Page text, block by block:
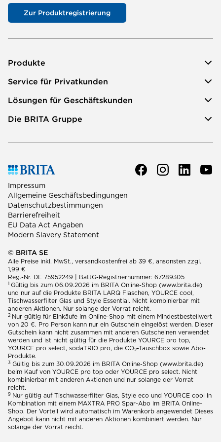
Zur Produktregistrierung
Produkte
Service für Privatkunden
Lösungen für Geschäftskunden
Die BRITA Gruppe
Impressum
Allgemeine Geschäftsbedingungen
Datenschutzbestimmungen
Barrierefreiheit
EU Data Act Angaben
Modern Slavery Statement
© BRITA SE
Alle Preise inkl. MwSt., versandkostenfrei ab 39 €, ansonsten zzgl.
1,99 €
Reg.-Nr. DE 75952249 | BattG-Registriernummer: 67289305
1 Gültig bis zum 06.09.2026 im BRITA Online-Shop (www.brita.de)
und nur auf die Produkte BRITA LARQ Flaschen, YOURCE cool,
Tischwasserfilter Glas und Style Essential. Nicht kombinierbar mit
anderen Aktionen. Nur solange der Vorrat reicht.
2 Nur gültig für Einkäufe im Online-Shop mit einem Mindestbestellwert
von 20 €. Pro Person kann nur ein Gutschein eingelöst werden. Dieser
Gutschein kann nicht zusammen mit anderen Gutscheinen verwendet
werden und ist nicht gültig für die Produkte YOURCE pro top,
YOURCE pro select, sodaTRIO pro, die CO2-Tauschbox sowie Abo-
Produkte.
3 Gültig bis zum 30.09.2026 im BRITA Online-Shop (www.brita.de)
beim Kauf von YOURCE pro top oder YOURCE pro select. Nicht
kombinierbar mit anderen Aktionen und nur solange der Vorrat
reicht.
9 Nur gültig auf Tischwasserfilter Glas, Style eco und YOURCE cool in
Kombination mit einem MAXTRA PRO Spar-Abo im BRITA Online-
Shop. Der Vorteil wird automatisch im Warenkorb angewendet Dieses
Angebot kann nicht mit anderen Aktionen kombiniert werden. Nur
solange der Vorrat reicht.